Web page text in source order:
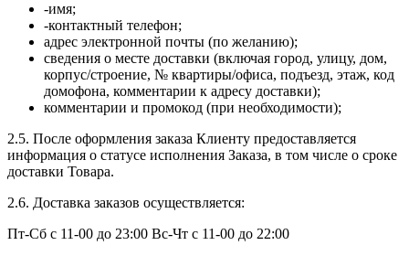
-имя;
-контактный телефон;
адрес электронной почты (по желанию);
сведения о месте доставки (включая город, улицу, дом,
корпус/строение, № квартиры/офиса, подъезд, этаж, код
домофона, комментарии к адресу доставки);
комментарии и промокод (при необходимости);
2.5. После оформления заказа Клиенту предоставляется
информация о статусе исполнения Заказа, в том числе о сроке
доставки Товара.
2.6. Доставка заказов осуществляется:
Пт-Сб с 11-00 до 23:00 Вс-Чт с 11-00 до 22:00